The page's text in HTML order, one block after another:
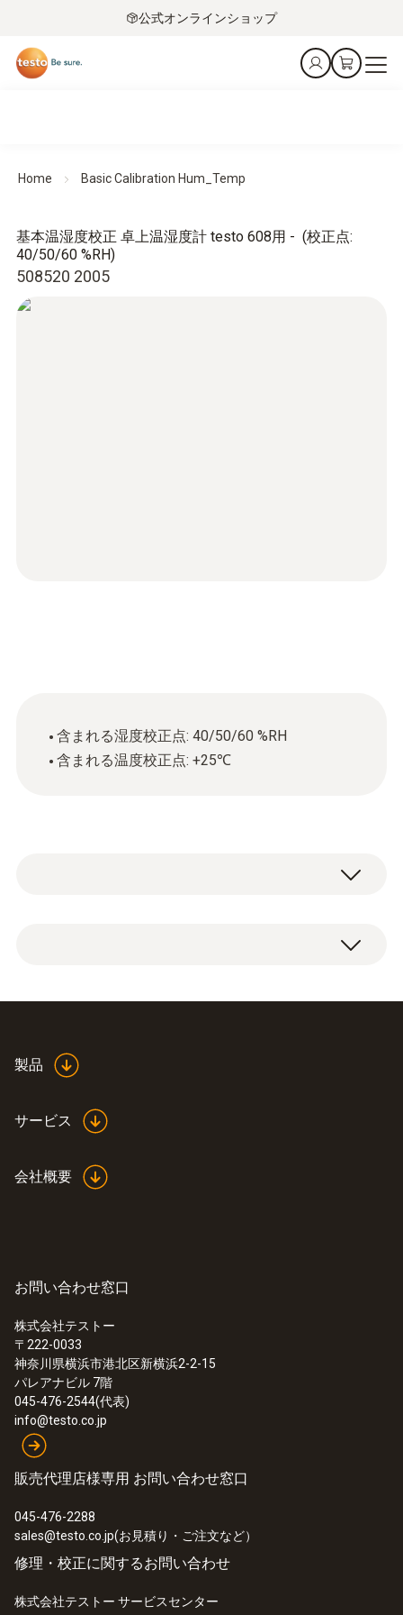
公式オンラインショップ
Home Basic Calibration Hum_Temp
508520 2005
基本温湿度校正 卓上温湿度計 testo 608用 - (校正点:
40/50/60 %RH)
含まれる湿度校正点: 40/50/60 %RH
含まれる温度校正点: +25℃
※英文校正証明書/トレーサビリティ体系図を
校正証明書（試験成績書含む)、トレーサビ
製品
サービス
会社概要
お問い合わせ窓口
株式会社テストー
〒222-0033
神奈川県横浜市港北区新横浜2-2-15
パレアナビル 7階
045-476-2544(代表)
info@testo.co.jp
販売代理店様専用 お問い合わせ窓口
045-476-2288
sales@testo.co.jp(お見積り・ご注文など）
修理・校正に関するお問い合わせ
株式会社テストー サービスセンター